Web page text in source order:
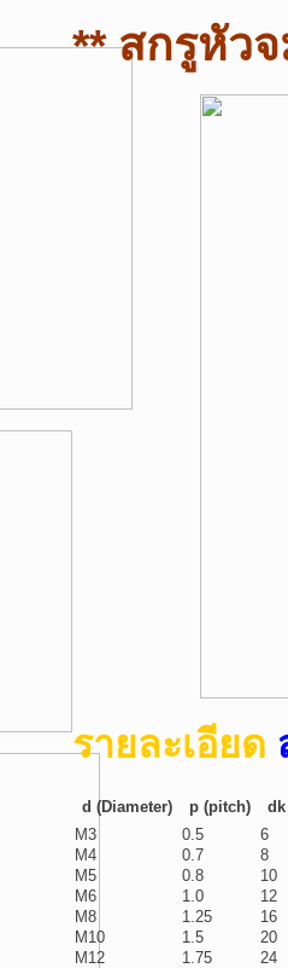
** สกรูหัว
รายละเอียด
d (Diameter) p (pitch)
dk
M3
0.5
6
M4
0.7
8
M5
0.8
10
M6
1.0
12
M8
1.25
16
M10
1.5
20
M12
1.75
24